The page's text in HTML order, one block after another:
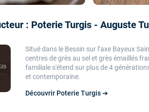
: Poterie Turgis - Auguste
Situé dans le Bessin sur l’axe Bayeux
centres de grès au sel et grès émaillés
familiale s'étend sur plus de 4
et contemporaine.
Découvrir Poterie Turgis ➔